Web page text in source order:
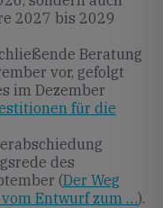
2027 bis 2029
Beratung
vor, gefolgt
im Dezember
für die
des
(Der Weg
Entwurf zum …).